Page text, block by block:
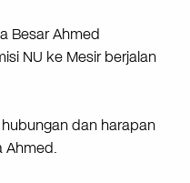
Besar Ahmed
NU ke Mesir berjalan
dan harapan
Ahmed.